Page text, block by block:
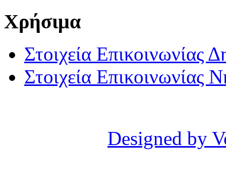
Χρήσιμα
Στοιχεία Επικοινωνίας
Στοιχεία Επικοινωνίας
Designed by